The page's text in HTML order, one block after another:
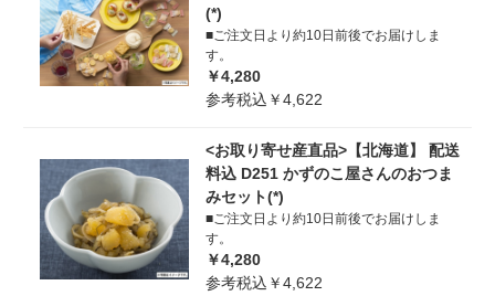
(*)
■ご注文日より約10日前後でお届けしま
す。
￥4,280
参考税込￥4,622
<お取り寄せ産直品>【北海道】 配送
料込 D251 かずのこ屋さんのおつま
みセット(*)
■ご注文日より約10日前後でお届けしま
す。
￥4,280
参考税込￥4,622